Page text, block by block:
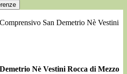
San Demetrio Nè Vestini
Nè Vestini Rocca di Mezzo